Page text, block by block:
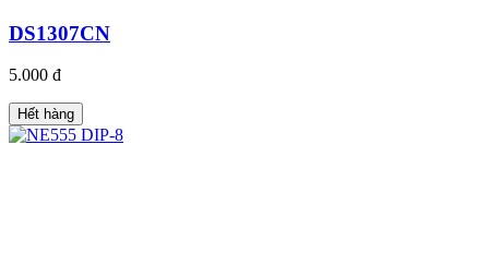
DS1307CN
5.000 đ
Hết hàng